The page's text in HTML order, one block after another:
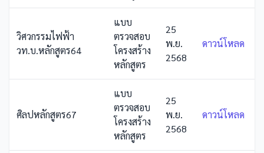
วิศวกรรมไฟฟ้า
วท.บ.หลักสูตร64
แบบ
ตรวจสอบ
โครงสร้าง
หลักสูตร
25
พ.ย.
2568
ดาวน์โหลด
ศิลปหลักสูตร67
แบบ
ตรวจสอบ
โครงสร้าง
หลักสูตร
25
พ.ย.
2568
ดาวน์โหลด